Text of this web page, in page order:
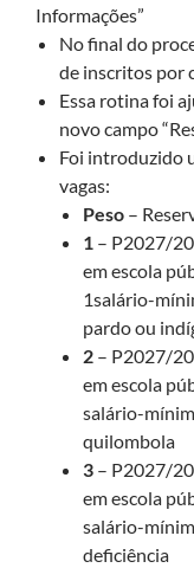
Informações”
No final do
de inscritos por
Essa rotina foi
novo campo
Foi introduzido
vagas:
Peso –
1 – P2027/
em escola
1salário-
pardo ou
2 – P2027/
em escola
salário-
quilombola
3 – P2027/
em escola
salário-
deficiência